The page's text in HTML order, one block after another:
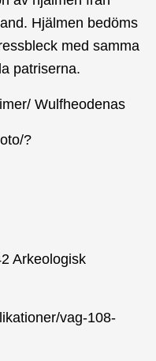
Wulfheodenas
?
Arkeologisk
vag-108-